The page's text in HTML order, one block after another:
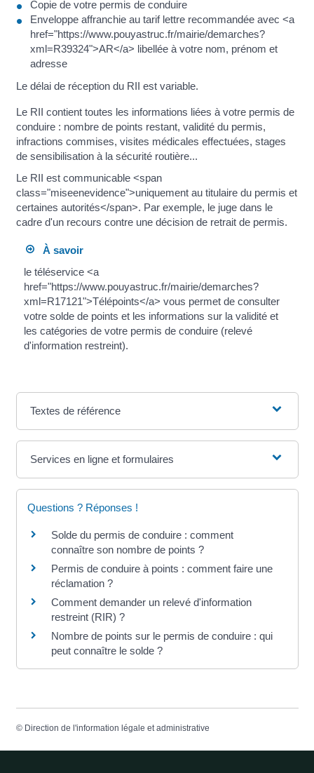
Copie de votre permis de conduire
Enveloppe affranchie au tarif lettre recommandée avec <a
href="https://www.pouyastruc.fr/mairie/demarches?
xml=R39324">AR</a> libellée à votre nom, prénom et
adresse
Le délai de réception du RII est variable.
Le RII contient toutes les informations liées à votre permis de
conduire : nombre de points restant, validité du permis,
infractions commises, visites médicales effectuées, stages
de sensibilisation à la sécurité routière...
Le RII est communicable <span
class="miseenevidence">uniquement au titulaire du permis et
certaines autorités</span>. Par exemple, le juge dans le
cadre d'un recours contre une décision de retrait de permis.
À savoir
le téléservice <a
href="https://www.pouyastruc.fr/mairie/demarches?
xml=R17121">Télépoints</a> vous permet de consulter
votre solde de points et les informations sur la validité et
les catégories de votre permis de conduire (relevé
d'information restreint).
Textes de référence
Services en ligne et formulaires
Questions ? Réponses !
Solde du permis de conduire : comment
connaître son nombre de points ?
Permis de conduire à points : comment faire une
réclamation ?
Comment demander un relevé d'information
restreint (RIR) ?
Nombre de points sur le permis de conduire : qui
peut connaître le solde ?
© Direction de l'information légale et administrative